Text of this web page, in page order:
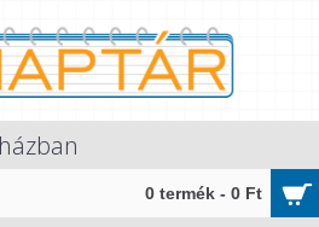
0 termék - 0 Ft